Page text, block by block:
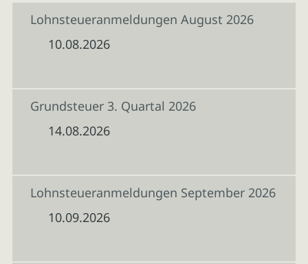
Lohnsteueranmeldungen August 2026
10.08.2026
Grundsteuer 3. Quartal 2026
14.08.2026
Lohnsteueranmeldungen September 2026
10.09.2026